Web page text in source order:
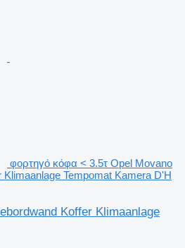
φορτηγό κόφα < 3.5τ Opel Movano
Tempomat Kamera D'H
Koffer Klimaanlage